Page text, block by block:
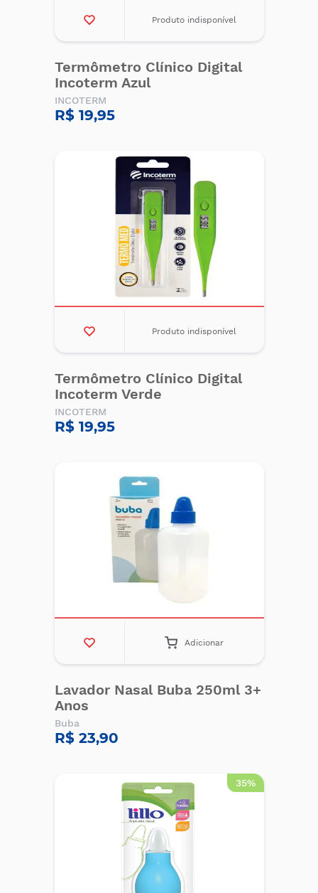
Produto indisponível
Termômetro Clínico Digital
Incoterm Azul
INCOTERM
R$ 19,95
Produto indisponível
Termômetro Clínico Digital
Incoterm Verde
INCOTERM
R$ 19,95
Adicionar
Lavador Nasal Buba 250ml 3+
Anos
Buba
R$ 23,90
35%